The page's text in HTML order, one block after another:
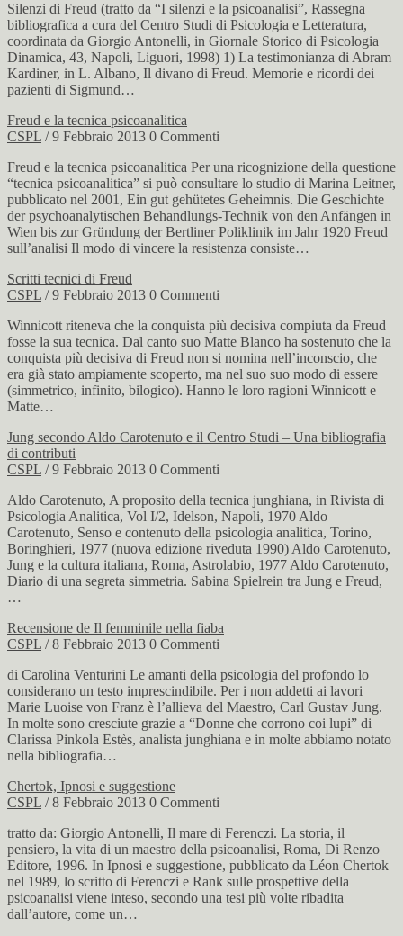
Silenzi di Freud (tratto da “I silenzi e la psicoanalisi”, Rassegna
bibliografica a cura del Centro Studi di Psicologia e Letteratura,
coordinata da Giorgio Antonelli, in Giornale Storico di Psicologia
Dinamica, 43, Napoli, Liguori, 1998) 1) La testimonianza di Abram
Kardiner, in L. Albano, Il divano di Freud. Memorie e ricordi dei
pazienti di Sigmund…
Freud e la tecnica psicoanalitica
CSPL / 9 Febbraio 2013 0 Commenti
Freud e la tecnica psicoanalitica Per una ricognizione della questione
“tecnica psicoanalitica” si può consultare lo studio di Marina Leitner,
pubblicato nel 2001, Ein gut gehütetes Geheimnis. Die Geschichte
der psychoanalytischen Behandlungs-Technik von den Anfängen in
Wien bis zur Gründung der Bertliner Poliklinik im Jahr 1920 Freud
sull’analisi Il modo di vincere la resistenza consiste…
Scritti tecnici di Freud
CSPL / 9 Febbraio 2013 0 Commenti
Winnicott riteneva che la conquista più decisiva compiuta da Freud
fosse la sua tecnica. Dal canto suo Matte Blanco ha sostenuto che la
conquista più decisiva di Freud non si nomina nell’inconscio, che
era già stato ampiamente scoperto, ma nel suo suo modo di essere
(simmetrico, infinito, bilogico). Hanno le loro ragioni Winnicott e
Matte…
Jung secondo Aldo Carotenuto e il Centro Studi – Una bibliografia
di contributi
CSPL / 9 Febbraio 2013 0 Commenti
Aldo Carotenuto, A proposito della tecnica junghiana, in Rivista di
Psicologia Analitica, Vol I/2, Idelson, Napoli, 1970 Aldo
Carotenuto, Senso e contenuto della psicologia analitica, Torino,
Boringhieri, 1977 (nuova edizione riveduta 1990) Aldo Carotenuto,
Jung e la cultura italiana, Roma, Astrolabio, 1977 Aldo Carotenuto,
Diario di una segreta simmetria. Sabina Spielrein tra Jung e Freud,
…
Recensione de Il femminile nella fiaba
CSPL / 8 Febbraio 2013 0 Commenti
di Carolina Venturini Le amanti della psicologia del profondo lo
considerano un testo imprescindibile. Per i non addetti ai lavori
Marie Luoise von Franz è l’allieva del Maestro, Carl Gustav Jung.
In molte sono cresciute grazie a “Donne che corrono coi lupi” di
Clarissa Pinkola Estès, analista junghiana e in molte abbiamo notato
nella bibliografia…
Chertok, Ipnosi e suggestione
CSPL / 8 Febbraio 2013 0 Commenti
tratto da: Giorgio Antonelli, Il mare di Ferenczi. La storia, il
pensiero, la vita di un maestro della psicoanalisi, Roma, Di Renzo
Editore, 1996. In Ipnosi e suggestione, pubblicato da Léon Chertok
nel 1989, lo scritto di Ferenczi e Rank sulle prospettive della
psicoanalisi viene inteso, secondo una tesi più volte ribadita
dall’autore, come un…